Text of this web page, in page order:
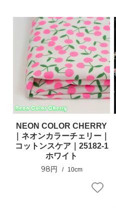
NEON COLOR CHERRY
｜ネオンカラーチェリー｜
コットンスケア｜25182-1
ホワイト
98円 10cm